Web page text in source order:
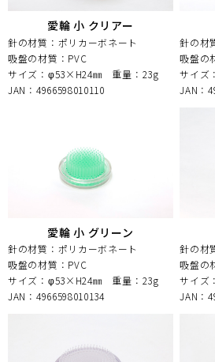
愛輪 小 クリアー
針の材質：ポリカーボネート
吸盤の材質：PVC
サイズ：φ53×H24㎜
重量：23g
JAN：4966598010110
針の材
吸盤の
サイズ
JAN：
愛輪 小 グリーン
針の材質：ポリカーボネート
吸盤の材質：PVC
サイズ：φ53×H24㎜
重量：23g
JAN：4966598010134
針の材
吸盤の
サイズ
JAN：